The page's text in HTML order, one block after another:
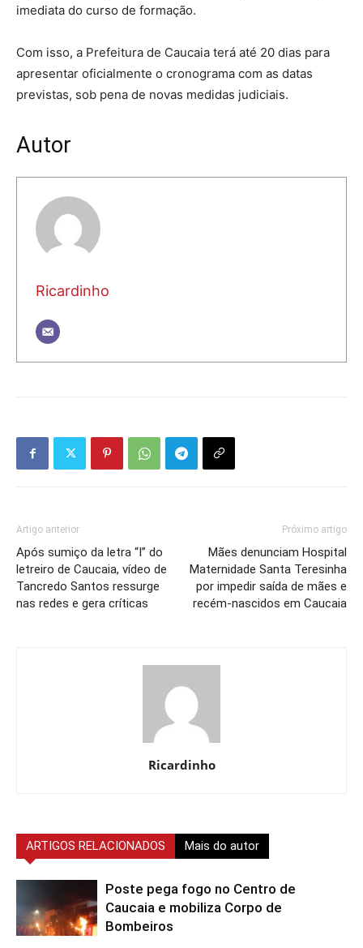
imediata do curso de formação.
Com isso, a Prefeitura de Caucaia terá até 20 dias para
apresentar oficialmente o cronograma com as datas
previstas, sob pena de novas medidas judiciais.
Autor
Ricardinho
Artigo anterior
Após sumiço da letra “I” do
letreiro de Caucaia, vídeo de
Tancredo Santos ressurge
nas redes e gera críticas
Próximo artigo
Mães denunciam Hospital
Maternidade Santa Teresinha
por impedir saída de mães e
recém-nascidos em Caucaia
Ricardinho
ARTIGOS RELACIONADOS Mais do autor
Poste pega fogo no Centro de
Caucaia e mobiliza Corpo de
Bombeiros